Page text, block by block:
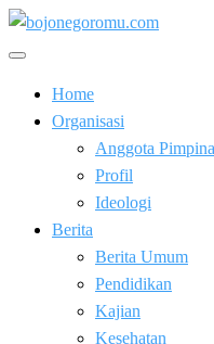
Skip
to
Home
Organisasi
Anggota
Profil
Ideologi
Berita
Berita Umum
Pendidikan
Kajian
Kesehatan